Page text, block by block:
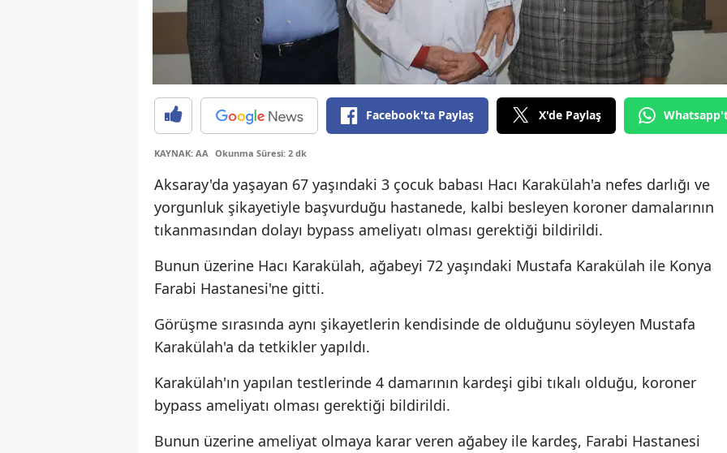
Bursa
Çanakkale
Çankırı
Çorum
Diyarbakır
Edirne
Erzincan
Gaziantep
Gümüşhane
Facebook'ta Paylaş X'de Paylaş
KAYNAK: AA Okunma Süresi: 2 dk
Aksaray'da yaşayan 67 yaşındaki 3 çocuk babası Hacı Karakülah'a nefes darlığı ve
yorgunluk şikayetiyle başvurduğu hastanede, kalbi besleyen koroner damalarının
tıkanmasından dolayı bypass ameliyatı olması gerektiği bildirildi.
Bunun üzerine Hacı Karakülah, ağabeyi 72 yaşındaki Mustafa Karakülah ile Konya
Farabi Hastanesi'ne gitti.
Görüşme sırasında aynı şikayetlerin kendisinde de olduğunu söyleyen Mustafa
Karakülah'a da tetkikler yapıldı.
Karakülah'ın yapılan testlerinde 4 damarının kardeşi gibi tıkalı olduğu, koroner
bypass ameliyatı olması gerektiği bildirildi.
Bunun üzerine ameliyat olmaya karar veren ağabey ile kardeş, Farabi Hastanesi